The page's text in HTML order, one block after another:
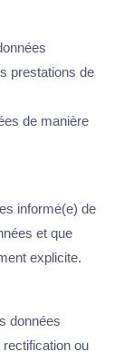
prestations de
de manière
informé(e) de
et que
explicite.
données
ou